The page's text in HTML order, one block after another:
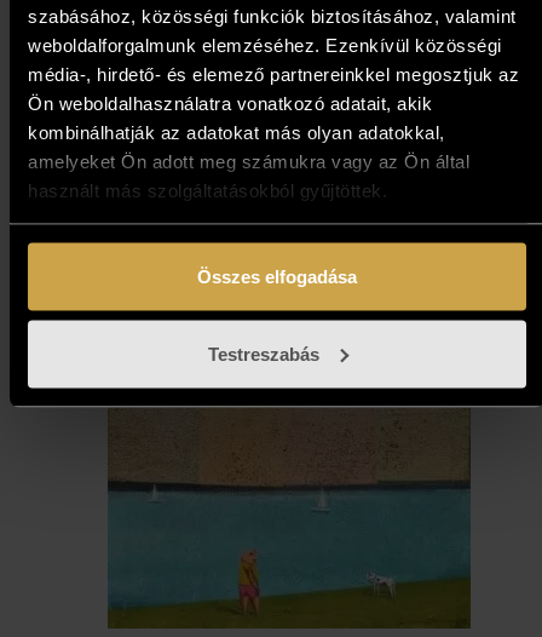
szabásához, közösségi funkciók biztosításához, valamint
weboldalforgalmunk elemzéséhez. Ezenkívül közösségi
média-, hirdető- és elemező partnereinkkel megosztjuk az
Ön weboldalhasználatra vonatkozó adatait, akik
kombinálhatják az adatokat más olyan adatokkal,
amelyeket Ön adott meg számukra vagy az Ön által
használt más szolgáltatásokból gyűjtöttek.
Összes elfogadása
Testreszabás
Neogrády Antal - Piccadilly
Circus (70x70 cm)
997 000Ft
Kosárba teszem